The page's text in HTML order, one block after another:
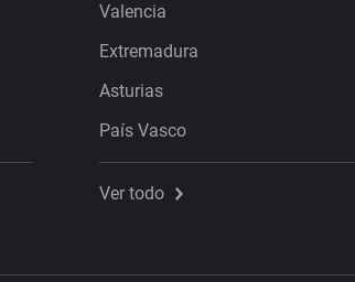
Valencia
Extremadura
Asturias
País Vasco
Ver todo